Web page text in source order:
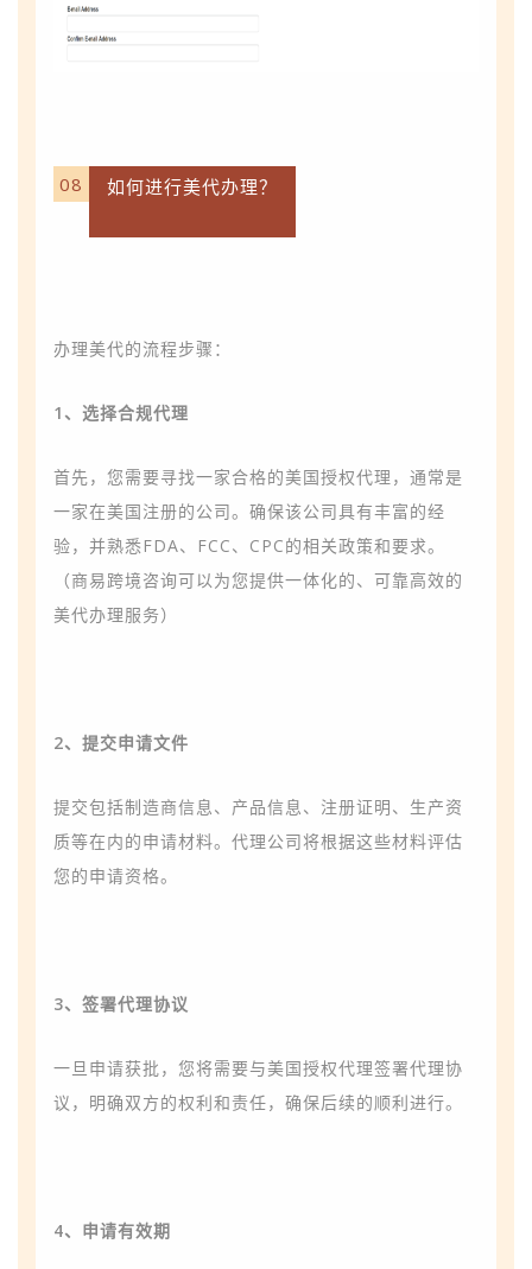
08 如何进行美代办理？
办理美代的流程步骤：
1、选择合规代理
首先，您需要寻找一家合格的美国授权代理，通常是
一家在美国注册的公司。确保该公司具有丰富的经
验，并熟悉 FDA、FCC、CPC的相关政策和要求。
（商易跨境咨询可以为您提供一体化的、可靠高效的
美代办理服务）
2、提交申请文件
提交包括制造商信息、产品信息、注册证明、生产资
质等在内的申请材料。代理公司将根据这些材料评估
您的申请资格。
3、签署代理协议
一旦申请获批，您将需要与美国授权代理签署代理协
议，明确双方的权利和责任，确保后续的顺利进行。
4、申请有效期